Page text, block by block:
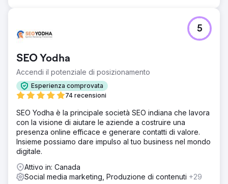
SEO Yodha
Accendi il potenziale di posizionamento
Esperienza comprovata
74 recensioni
5
SEO Yodha è la principale società SEO indiana che lavora
con la visione di aiutare le aziende a costruire una
presenza online efficace e generare contatti di valore.
Insieme possiamo dare impulso al tuo business nel mondo
digitale.
Attivo in: Canada
Social media marketing, Produzione di contenuti +29